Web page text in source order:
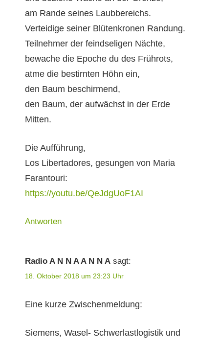
am Rande seines Laubbereichs.
Vertei­di­ge sein­er Blütenkro­nen Randung.
Teil­nehmer der feind­seli­gen Nächte,
bewache die Epoche du des Frührots,
atme die bestirn­ten Höhn ein,
den Baum beschirmend,
den Baum, der aufwächst in der Erde
Mitten.
Die Auf­führung,
Los Lib­er­ta­dores, gesun­gen von Maria
Farantouri:
https://youtu.be/QeJdgUoF1AI
Antworten
Radio A N N A A N N A sagt:
18. Oktober 2018 um 23:23 Uhr
Eine kurze Zwischenmeldung:
Siemens, Wasel- Schw­er­last­l­o­gis­tik und